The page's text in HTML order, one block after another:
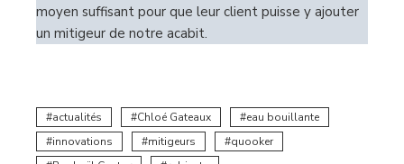
moyen suffisant pour que leur client puisse y ajouter
un mitigeur de notre acabit.
actualités Chloé Gateaux
eau bouillante
innovations
mitigeurs
quooker